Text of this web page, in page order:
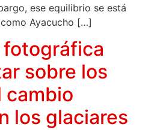
ese equilibrio se está
Ayacucho […]
sobre los
cambio
los glaciares